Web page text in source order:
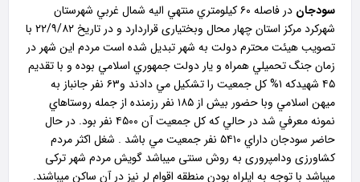
سودجان
در فاصله ۶۰ كيلومتري منتهي اليه شمال غربي شهرستان
شهركرد مرکز استان چهار محال وبختياری قراردارد و در تاريخ ۲۲/۹/۸۲ با
تصويب هيئت محترم دولت به شهر تبديل شده است مردم اين شهر در
زمان جنگ تحميلي همراه و يار دولت جمهوري اسلامي بوده و با تقديم
۴۵ شهيدكه ۱% كل جمعيت را تشكيل مي دادند و۶۳ نفر جانباز به
ميهن اسلامي وبا حضور بيش از ۱۸۵ نفر رزمنده از جمله روستاهاي
نمونه معرفي شد در حالي كه كل جمعيت آن ۴۵۰۰ نفر بود. در حال
حاضر سودجان داراي ۵۴۱۰ نفر جمعيت مي باشد . شغل اکثر مردم
کشاورزی ودامپروری به روش سنتی ميباشد گويش مردم شهر ترکی
ميباشد با توجه به ايلراه بودن منطقه اقوام لر نيز در آن ساکن ميباشند.